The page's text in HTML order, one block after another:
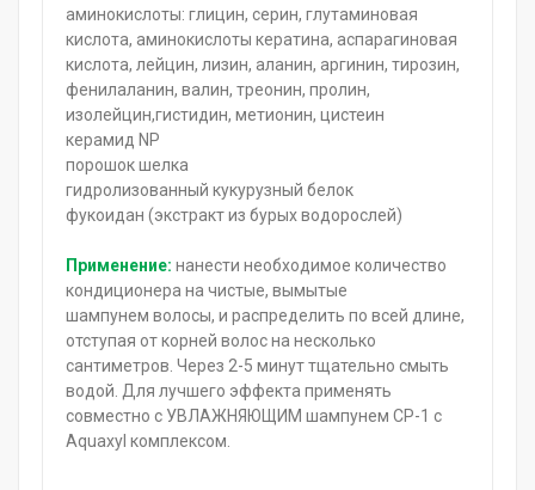
аминокислоты: глицин, серин, глутаминовая
кислота, аминокислоты кератина, аспарагиновая
кислота, лейцин, лизин, аланин, аргинин, тирозин,
фенилаланин, валин, треонин, пролин,
изолейцин,гистидин, метионин, цистеин
керамид NP
порошок шелка
гидролизованный кукурузный белок
фукоидан (экстракт из бурых водорослей)
Применение: нанести необходимое количество
кондиционера на чистые, вымытые
шампунем волосы, и распределить по всей длине,
отступая от корней волос на несколько
сантиметров. Через 2-5 минут тщательно смыть
водой. Для лучшего эффекта применять
совместно с УВЛАЖНЯЮЩИМ шампунем CP-1 с
Aquaxyl комплексом.